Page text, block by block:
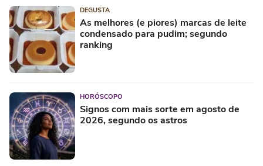
DEGUSTA
As melhores (e piores) marcas de leite
condensado para pudim; segundo
ranking
HORÓSCOPO
Signos com mais sorte em agosto de
2026, segundo os astros